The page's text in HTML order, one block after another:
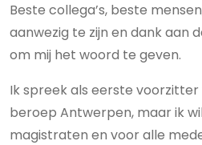
Beste collega’s, beste
aanwezig te zijn en dank aan
om mij het woord te geven.
Ik spreek als eerste
beroep Antwerpen, maar ik
magistraten en voor alle